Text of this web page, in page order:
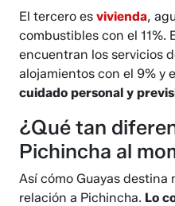
El tercero esvivienda,
combustibles con el 11%.
encuentran los servicios
alojamientos con el 9% y
cuidado personal y
¿Qué tan
Pichincha al
Así cómo Guayas destina
relación a Pichincha. Lo